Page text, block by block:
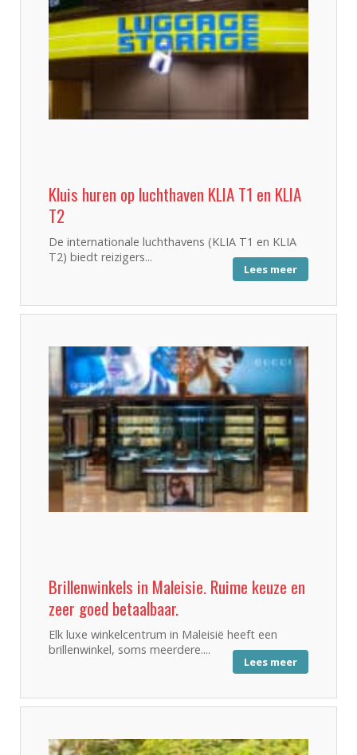
Kluis huren op luchthaven KLIA T1 en KLIA
T2
De internationale luchthavens (KLIA T1 en KLIA
T2) biedt reizigers...
Lees meer
Brillenwinkels in Maleisie. Ruime keuze en
zeer goed betaalbaar.
Elk luxe winkelcentrum in Maleisië heeft een
brillenwinkel, soms meerdere....
Lees meer